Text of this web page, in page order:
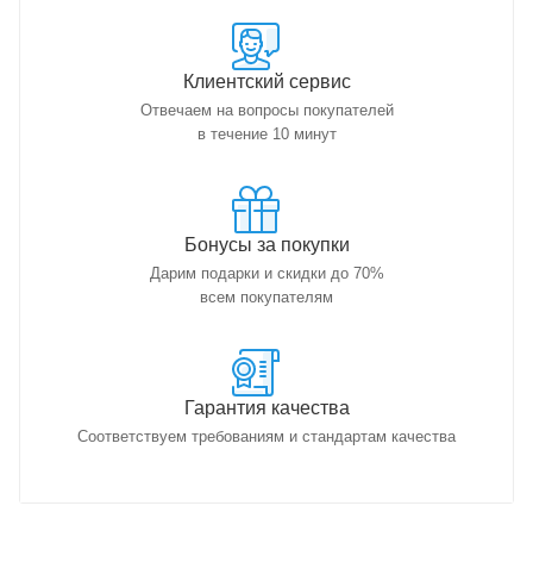
Клиентский сервис
Отвечаем на вопросы покупателей
в течение 10 минут
Бонусы за покупки
Дарим подарки и скидки до 70%
всем покупателям
Гарантия качества
Соответствуем требованиям и стандартам качества